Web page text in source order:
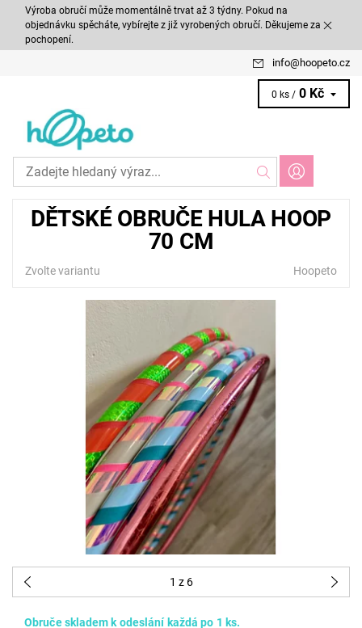
Výroba obručí může momentálně trvat až 3 týdny. Pokud na
objednávku spěcháte, vybírejte z již vyrobených obručí. Děkujeme za
pochopení.
info@ hoopeto.cz
0 ks / 0 Kč
DĚTSKÉ OBRUČE HULA HOOP
70 CM
Zvolte variantu Hoopeto
1 z 6
Obruče skladem k odeslání každá po 1 ks.